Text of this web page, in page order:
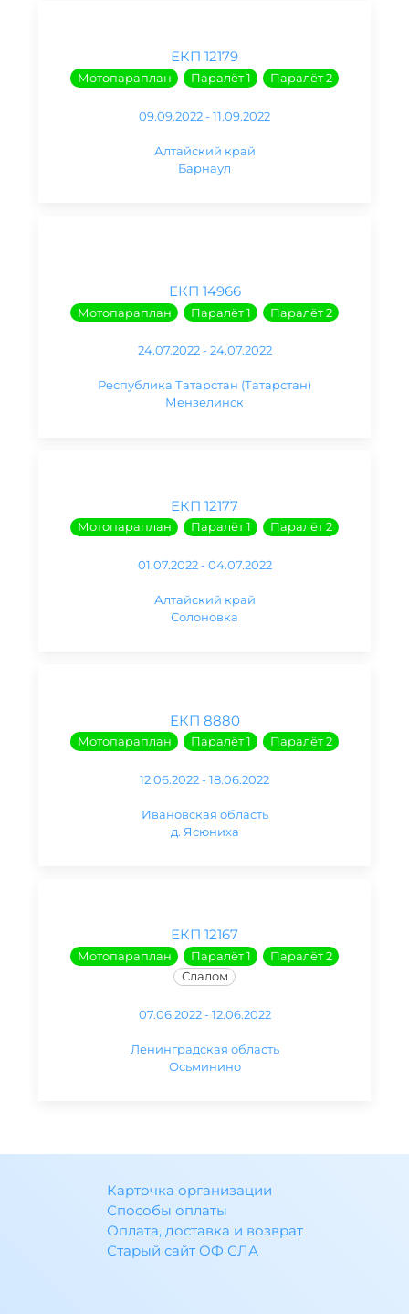
ЕКП 12179
Мотопараплан Паралёт 1 Паралёт 2
09.09.2022 - 11.09.2022
Алтайский край
Барнаул
ЕКП 14966
Мотопараплан Паралёт 1 Паралёт 2
24.07.2022 - 24.07.2022
Республика Татарстан (Татарстан)
Мензелинск
ЕКП 12177
Мотопараплан Паралёт 1 Паралёт 2
01.07.2022 - 04.07.2022
Алтайский край
Солоновка
ЕКП 8880
Мотопараплан Паралёт 1 Паралёт 2
12.06.2022 - 18.06.2022
Ивановская область
д. Ясюниха
ЕКП 12167
Мотопараплан Паралёт 1
Паралёт 2
Слалом
07.06.2022 - 12.06.2022
Ленинградская область
Осьминино
Карточка организации
Способы оплаты
Оплата, доставка и возврат
Старый сайт ОФ СЛА